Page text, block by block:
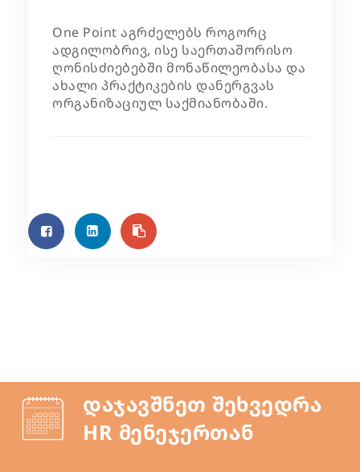
One Point აგრძელებს როგორც
ადგილობრივ, ისე საერთაშორისო
ღონისძიებებში მონაწილეობასა და
ახალი პრაქტიკების დანერგვას
ორგანიზაციულ საქმიანობაში.
დაჯავშნეთ შეხვედრა
HR მენეჯერთან